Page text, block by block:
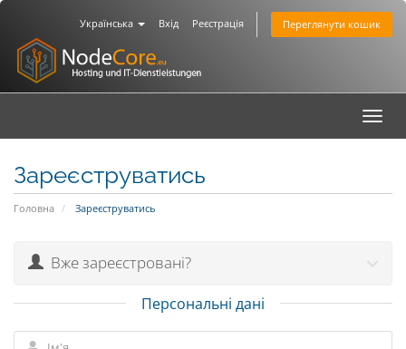
Українська Вхід Реєстрація Переглянути кошик
Зареєструватись
Головна Зареєструватись
Вже зареєстровані?
Персональні дані